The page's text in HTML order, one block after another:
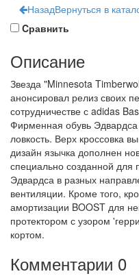
НазадВернуться в
Cравнить
Описание
Звезда "Minnesota
анонсировал релиз своих
сотрудничестве с adidas
Фирменная обувь Эдвардса
ловкость. Верх кроссовка
дизайн язычка дополнен
специально созданной
Эдвардса в разных
вентиляции. Кроме того,
амортизации BOOST для
протектором с узором
кортом.
Комментарии 0